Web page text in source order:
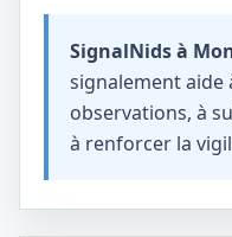
SignalNids à
signalement aide
observations, à
à renforcer la